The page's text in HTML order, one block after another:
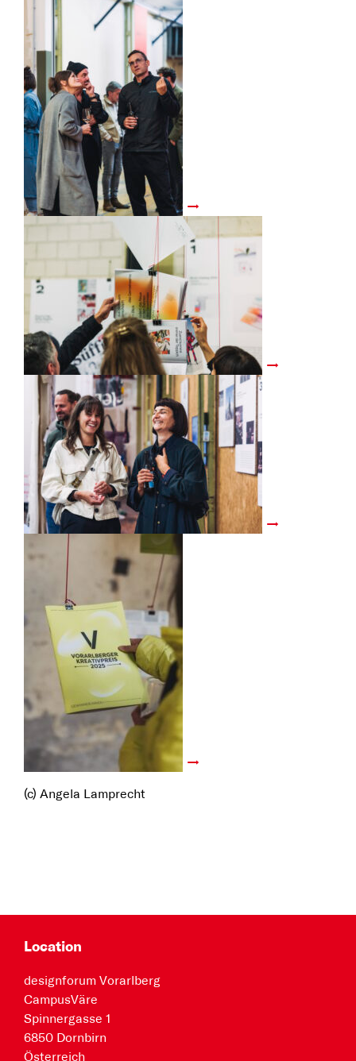
(c) Angela Lamprecht
Location
designforum Vorarlberg
CampusVäre
Spinnergasse 1
6850 Dornbirn
Österreich